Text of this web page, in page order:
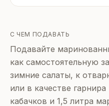
С ЧЕМ ПОДАВАТЬ
Подавайте
как самостоятельную
зимние салаты, к
или в качестве
кабачков и 1,5 литра